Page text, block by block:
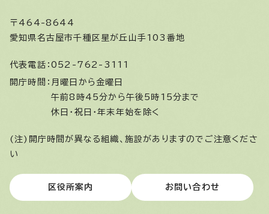
〒464-8644
愛知県名古屋市千種区星が丘山手103番地
代表電話： 052-762-3111
開庁時間： 月曜日から金曜日
午前8時45分から午後5時15分まで
休日・祝日・年末年始を除く
(注)開庁時間が異なる組織、施設がありますのでご注意くださ
い
区役所案内 お問い合わせ